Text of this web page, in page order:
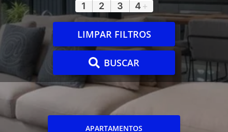
1 2 3 4 +
LIMPAR FILTROS
BUSCAR
APARTAMENTOS